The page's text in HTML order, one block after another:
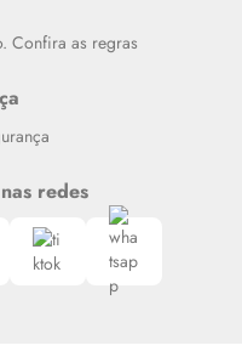
Confira as regras
redes